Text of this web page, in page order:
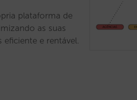
plataforma de
as suas
e rentável.